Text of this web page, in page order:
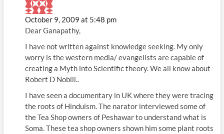
October 9, 2009 at 5:48 pm
Dear Ganapathy,
I have not written against knowledge seeking. My only
worry is the western media/ evangelists are capable of
creating a Myth into Scientific theory. We all know about
Robert D Nobili..
I have seen a documentary in UK where they were tracing
the roots of Hinduism. The narator interviewed some of
the Tea Shop owners of Peshawar to understand what is
Soma. These tea shop owners shown him some plant roots